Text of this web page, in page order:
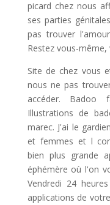
picard chez nous
ses parties
pas trouver
Restez vous-même,
Site de chez vous
nous ne pas
accéder. Badoo
Illustrations de
marec. J'ai le
et femmes et l
bien plus grande
éphémère où l'on
Vendredi 24
applications de